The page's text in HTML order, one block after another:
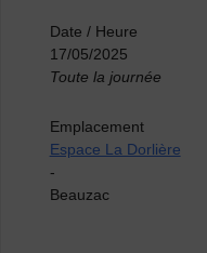
Date / Heure
17/05/2025
Toute la journée
Emplacement
Espace La Dorlière
-
Beauzac